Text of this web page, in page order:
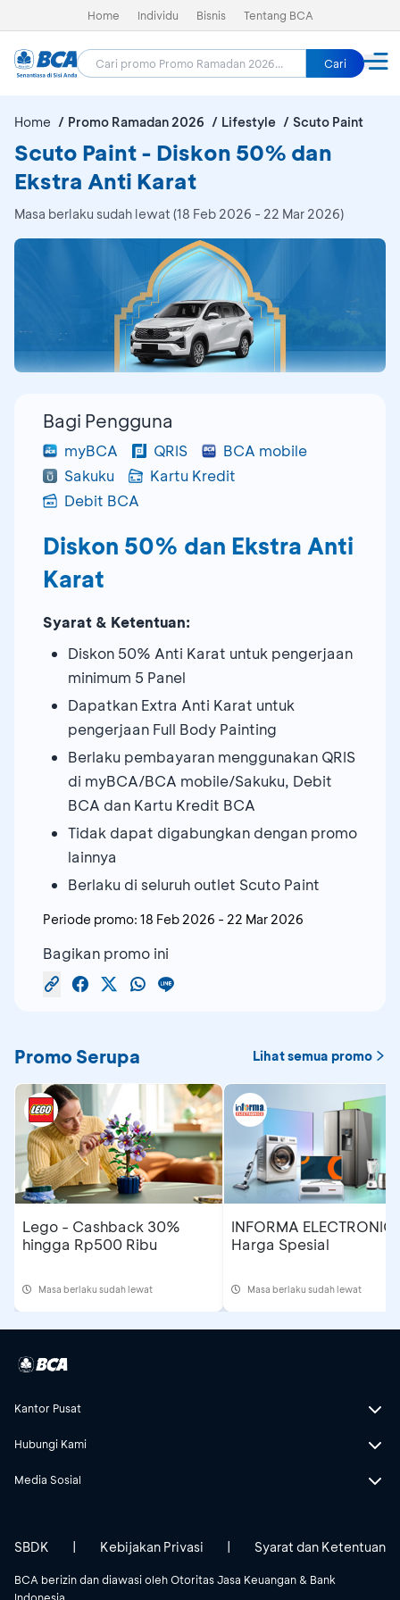
Home Individu Bisnis Tentang BCA
Cari
Home Promo Ramadan 2026 Lifestyle Scuto Paint
Scuto Paint - Diskon 50% dan
Ekstra Anti Karat
Masa berlaku sudah lewat (18 Feb 2026 - 22 Mar 2026)
Bagi Pengguna
myBCA QRIS
BCA mobile
Sakuku
Kartu Kredit
Debit BCA
Diskon 50% dan Ekstra Anti
Karat
Syarat & Ketentuan:
Diskon 50% Anti Karat untuk pengerjaan
minimum 5 Panel
Dapatkan Extra Anti Karat untuk
pengerjaan Full Body Painting
Berlaku pembayaran menggunakan QRIS
di myBCA/BCA mobile/Sakuku, Debit
BCA dan Kartu Kredit BCA
Tidak dapat digabungkan dengan promo
lainnya
Berlaku di seluruh outlet Scuto Paint
Periode promo: 18 Feb 2026 - 22 Mar 2026
Bagikan promo ini
Promo Serupa Lihat semua promo
Lego - Cashback 30%
hingga Rp500 Ribu
Masa berlaku sudah lewat
INFORMA
Harga Spesial
Masa berlaku sudah lewat
Kantor Pusat
Hubungi Kami
Media Sosial
BCA berizin dan diawasi oleh Otoritas Jasa Keuangan & Bank
Indonesia
SBDK | Kebijakan Privasi | Syarat dan Ketentuan